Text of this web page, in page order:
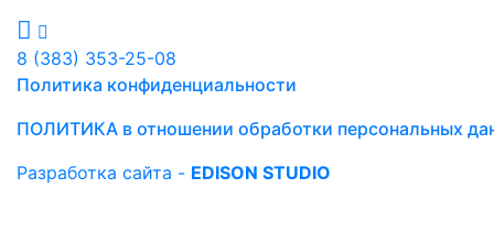
8 (383) 353-25-08
Политика конфиденциальности
ПОЛИТИКА в отношении обработки персональных
Разработка сайта - EDISON STUDIO